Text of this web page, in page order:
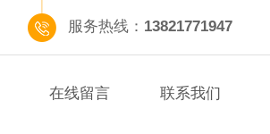
服务热线： 13821771947
在线留言 联系我们